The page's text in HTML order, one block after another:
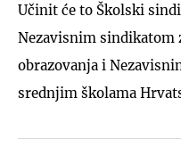
Učinit će to Školski
Nezavisnim sindikatom
obrazovanja i
srednjim školama